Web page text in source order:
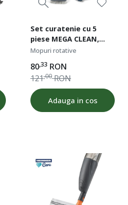
Set curatenie cu 5
piese MEGA CLEAN,
Heinner Care
Mopuri rotative
80,33 RON
121,00 RON
Adauga in cos